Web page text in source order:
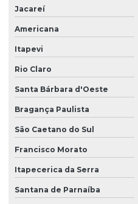
Jacareí
Americana
Itapevi
Rio Claro
Santa Bárbara d'Oeste
Bragança Paulista
São Caetano do Sul
Francisco Morato
Itapecerica da Serra
Santana de Parnaíba